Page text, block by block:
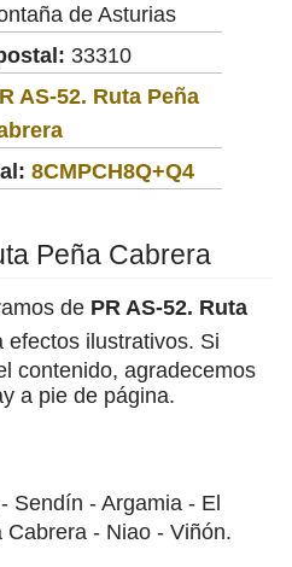
de Asturias
33310
AS-52. Ruta Peña
8CMPCH8Q+Q4
Peña Cabrera
de PR AS-52. Ruta
efectos ilustrativos. Si
contenido, agradecemos
a pie de página.
Sendín - Argamia - El
- Niao - Viñón.